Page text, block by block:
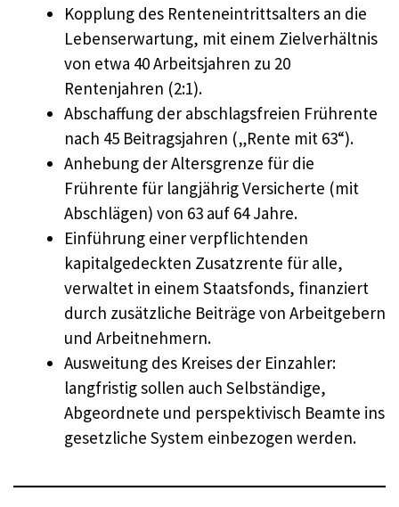
Kopplung des Renteneintrittsalters an die
Lebenserwartung, mit einem Zielverhältnis
von etwa 40 Arbeitsjahren zu 20
Rentenjahren (2:1).
Abschaffung der abschlagsfreien Frührente
nach 45 Beitragsjahren („Rente mit 63“).
Anhebung der Altersgrenze für die
Frührente für langjährig Versicherte (mit
Abschlägen) von 63 auf 64 Jahre.
Einführung einer verpflichtenden
kapitalgedeckten Zusatzrente für alle,
verwaltet in einem Staatsfonds, finanziert
durch zusätzliche Beiträge von Arbeitgebern
und Arbeitnehmern.
Ausweitung des Kreises der Einzahler:
langfristig sollen auch Selbständige,
Abgeordnete und perspektivisch Beamte ins
gesetzliche System einbezogen werden.